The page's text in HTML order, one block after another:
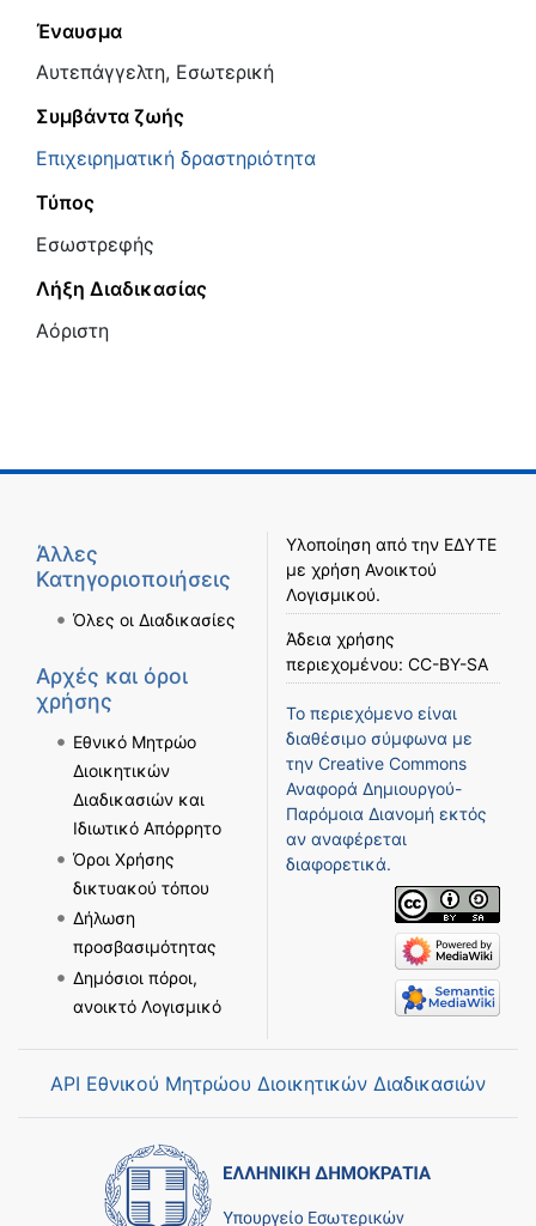
Έναυσμα
Αυτεπάγγελτη, Εσωτερική
Συμβάντα ζωής
Επιχειρηματική δραστηριότητα
Τύπος
Εσωστρεφής
Λήξη Διαδικασίας
Αόριστη
Άλλες
Κατηγοριοποιήσεις
Όλες οι Διαδικασίες
Αρχές και όροι
χρήσης
Εθνικό Μητρώο
Διοικητικών
Διαδικασιών και
Ιδιωτικό Απόρρητο
Όροι Χρήσης
δικτυακού τόπου
Δήλωση
προσβασιμότητας
Δημόσιοι πόροι,
ανοικτό Λογισμικό
Υλοποίηση από την ΕΔΥΤΕ
με χρήση Ανοικτού
Λογισμικού.
Άδεια χρήσης
περιεχομένου: CC-BY-SA
Το περιεχόμενο είναι
διαθέσιμο σύμφωνα με
την Creative Commons
Αναφορά Δημιουργού-
Παρόμοια Διανομή εκτός
αν αναφέρεται
διαφορετικά.
API Εθνικού Μητρώου Διοικητικών Διαδικασιών